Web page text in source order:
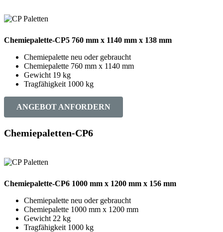
Chemiepalette-CP5 760 mm x 1140 mm x 138 mm
Chemiepalette neu oder gebraucht
Chemiepalette 760 mm x 1140 mm
Gewicht 19 kg
Tragfähigkeit 1000 kg
ANGEBOT ANFORDERN
Chemiepaletten-CP6
Chemiepalette-CP6 1000 mm x 1200 mm x 156 mm
Chemiepalette neu oder gebraucht
Chemiepalette 1000 mm x 1200 mm
Gewicht 22 kg
Tragfähigkeit 1000 kg